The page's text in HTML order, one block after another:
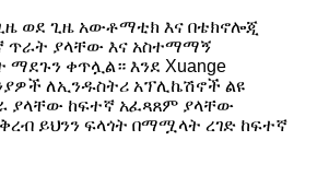
ወደ ጊዜ አውቶማቲክ እና በቴክኖሎጂ
ጥራት ያላቸው እና አስተማማኝ
ቀጥሏል። እንደ Xuange
ለኢንዱስትሪ አፕሊኬሽኖች ልዩ
ያላቸው ከፍተኛ አፈጻጸም ያላቸው
ይህንን ፍላጎት በማሟላት ረገድ ከፍተኛ